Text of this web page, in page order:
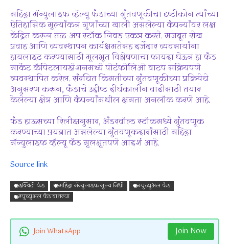
महिंद्रा मॅन्युलाइफ व्हॅल्यू फंडाच्या गुंतवणूकीचा दृष्टीकोन त्यांच्या
ऐतिहासिक मूल्यांकन गुणांच्या खाली असलेल्या कंपन्यांवर लक्ष
केंद्रित करून तळ-अप स्टॉक निवड एकत्र करते. मजबूत रोख
प्रवाह आणि व्यवस्थापन कार्यक्षमतेसह दर्जेदार व्यवसायांना
हायलाइट करण्यासाठी मूलभूत विश्लेषणाचा फायदा घेऊन हा फंड
मार्केट कॅपिटलायझेशनमध्ये पोर्टफोलिओ वाटप सक्रियपणे
व्यवस्थापित करेल. संरचित किंमतीच्या गुंतवणूकीच्या प्रक्रियेचे
अनुसरण करून, फंडाचे उद्दीष्ट दीर्घकालीन वाढीसाठी तयार
केलेल्या क्षेत्र आणि कंपन्यांमधील क्षमता अनलॉक करणे आहे.
फंड हाऊसच्या रिलीझनुसार, अंडरवॉल्ड स्टॉकमध्ये गुंतवणूक
करण्याच्या प्रयत्नात असलेल्या गुंतवणूकदारांसाठी महिंद्रा
मॅन्युलाइफ व्हॅल्यू फंड मूलभूतपणे आदर्श आहे.
Source link
इक्विटी फंड महिंद्रा मॅन्युलाइफ मूल्य निधी
म्युच्युअल फंड
म्युच्युअल फंड बातम्या
Join WhatsApp Join Now